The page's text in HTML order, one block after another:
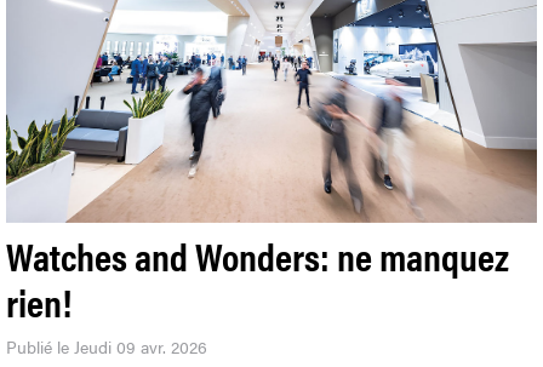
Watches and Wonders: ne manquez
rien!
Publié le Jeudi 09 avr. 2026